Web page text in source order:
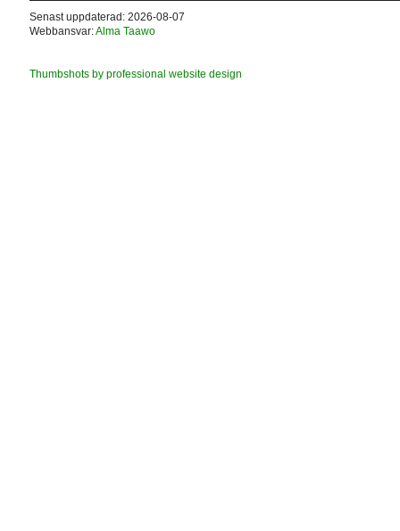
Senast uppdaterad: 2026-08-07
Webbansvar:Alma Taawo
Thumbshots by professional website design